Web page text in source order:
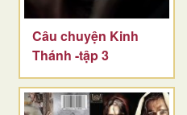
Câu chuyện Kinh
Thánh -tập 3